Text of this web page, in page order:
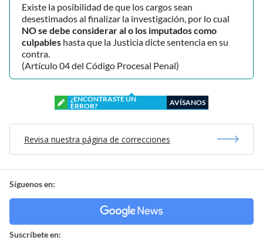
Existe la posibilidad de que los cargos sean
desestimados al finalizar la investigación, por lo cual
NO se debe considerar al o los imputados como
culpables hasta que la Justicia dicte sentencia en su
contra.
(Artículo 04 del Código Procesal Penal)
¿ENCONTRASTE UN
ERROR?
AVÍSANOS
Revisa nuestra página de correcciones
Síguenos en:
Suscríbete en: